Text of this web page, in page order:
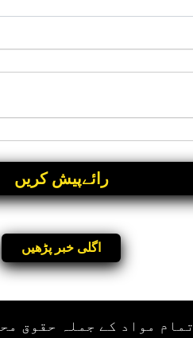
اگلی خبر پڑھیں
تمام مواد کے جملہ حقوق